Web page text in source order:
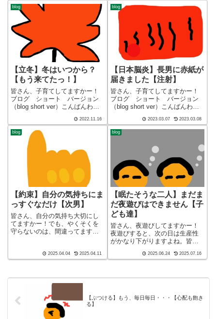
short ver）こんばんわ、迷答座
布団ブログの運営をしているざ
ぶ(@meitou_zab...
す。わたしは40代でひとり親
（シンパパ）になり、手探り状
態のほぼワ...
blog
【立冬】冬はいつから？
【もう来てたっ！】
皆さん、子育てしてますかー！
ブログ ショート バージョン
（blog short ver）こんばんわ、
いる ざぶ(@meitou_zabuton)で
す。わたしは40代でひとり親
（シンパパ）になり、手探り状
態のほぼワ...
2022.11.16
blog
【日本脳炎】長男に赤紙が
届きました【注射】
皆さん、子育てしてますかー！
ブログ ショート バージョン
（blog short ver）こんばんわ、
いる ざぶ(@meitou_zabuton)で
す。わたしは40代でひとり親
（シンパパ）になり、手探り状
2023.03.07 2023.03.08
blog
【約束】自分の気持ちにま
っすぐなだけ【次男】
皆さん、自分の気持ち大切にし
てますかー！でも、やくそくを
守らないのは、間違ってますよ
ョン（blog short ver）こんばん
わ、迷答座布団ブログの運営を
2025.04.04 2025.04.11
blog
【眠たそうな二人】まだま
だ夜遊びはできません【子
ども達】
皆さん、夜遊びしてますかー！
夜遊びすると、次の日は生産性
がかなり下がりますよね。皆さ
グ ショート バージョン（blog
ぶ(@meitou_zab...
2025.06.24 2025.07.16
【ぶつける】もう、毎日毎日・・・【心配も飽き
る】